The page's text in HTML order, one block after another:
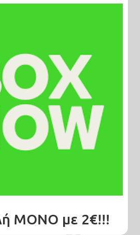
Ολόσωμη φόρμα μαύρη
μακρυμάνικη με κρόσσια
#C1059
Άμεσα διαθέσιμο
30,00€
ΠΡΟΣΘΗΚΗ ΣΤΟ ΚΑΛΑΘΙ
ΜΟΝΟ με 2€!!!